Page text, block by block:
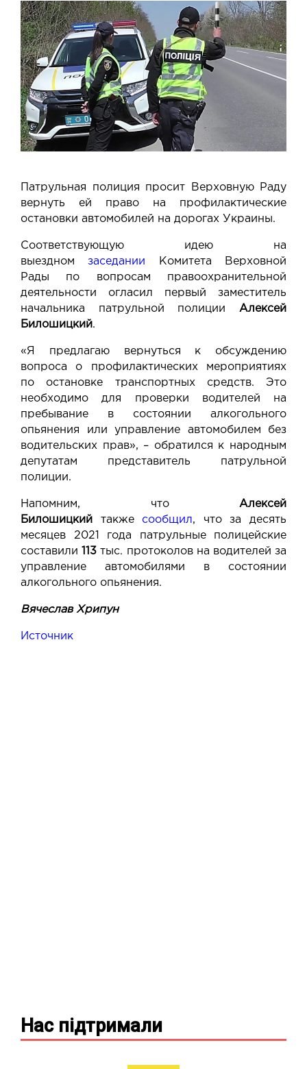
Патрульная полиция просит Верховную Раду
вернуть ей право на профилактические
остановки автомобилей на дорогах Украины.
Соответствующую идею на
выездномзаседании Комитета Верховной
Рады по вопросам правоохранительной
деятельности огласил первый заместитель
начальника патрульной полиции Алексей
Билошицкий.
«Я предлагаю вернуться к обсуждению
вопроса о профилактических мероприятиях
по остановке транспортных средств. Это
необходимо для проверки водителей на
пребывание в состоянии алкогольного
опьянения или управление автомобилем без
водительских прав», – обратился к народным
депутатам представитель патрульной
полиции.
Напомним, что Алексей
Билошицкий такжесообщил, что за десять
месяцев 2021 года патрульные полицейские
составили
113тыс. протоколов на водителей за
управление автомобилями в состоянии
алкогольного опьянения.
Вячеслав Хрипун
Источник
Нас підтримали